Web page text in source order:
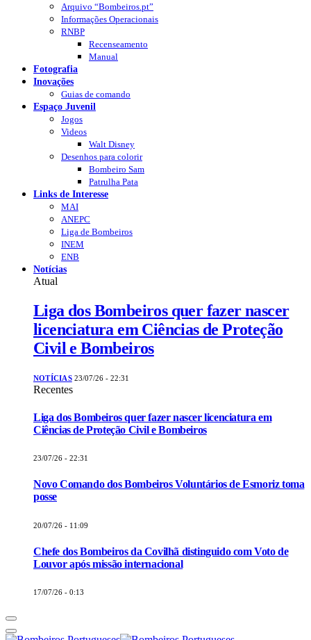
Arquivo “Bombeiros.pt”
Informações Operacionais
RNBP
Recenseamento
Manual
Fotografia
Inovações
Guias de comando
Espaço Juvenil
Jogos
Videos
Walt Disney
Desenhos para colorir
Bombeiro Sam
Patrulha Pata
Links de Interesse
MAI
ANEPC
Liga de Bombeiros
INEM
ENB
Notícias
Atual
Liga dos Bombeiros quer fazer nascer
licenciatura em Ciências de Proteção
Civil e Bombeiros
NOTÍCIAS 23/07/26 - 22:31
Recentes
Liga dos Bombeiros quer fazer nascer licenciatura em
Ciências de Proteção Civil e Bombeiros
23/07/26 - 22:31
Novo Comando dos Bombeiros Voluntários de Esmoriz toma
posse
20/07/26 - 11:09
Chefe dos Bombeiros da Covilhã distinguido com Voto de
Louvor após missão internacional
17/07/26 - 0:13